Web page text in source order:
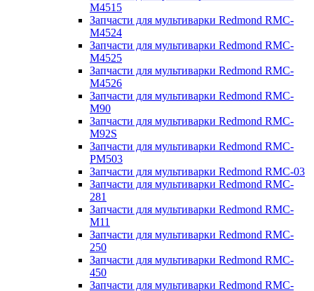
M4515
Запчасти для мультиварки Redmond RMC-
M4524
Запчасти для мультиварки Redmond RMC-
M4525
Запчасти для мультиварки Redmond RMC-
M4526
Запчасти для мультиварки Redmond RMC-
M90
Запчасти для мультиварки Redmond RMC-
M92S
Запчасти для мультиварки Redmond RMC-
PM503
Запчасти для мультиварки Redmond RMC-03
Запчасти для мультиварки Redmond RMC-
281
Запчасти для мультиварки Redmond RMC-
M11
Запчасти для мультиварки Redmond RMC-
250
Запчасти для мультиварки Redmond RMC-
450
Запчасти для мультиварки Redmond RMC-